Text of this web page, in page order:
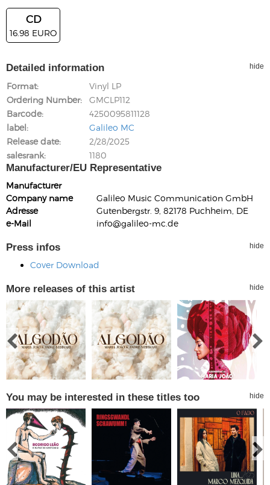
CD
16.98 EURO
Detailed information hide
Format
Vinyl LP
Ordering Number
GMCLP112
Barcode
4250095811128
label
Galileo MC
Release date
2/28/2025
salesrank
1180
Manufacturer/EU Representative
Manufacturer
Company name
Galileo Music Communication GmbH
Adresse
Gutenbergstr. 9, 82178 Puchheim, DE
e-Mail
info@galileo-mc.de
Press infos hide
Cover Download
More releases of this artist hide
You may be interested in these titles too hide